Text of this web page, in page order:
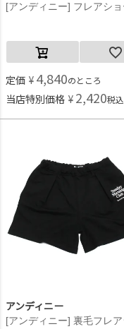
定価 ¥ 4,840のところ
当店特別価格 ¥ 2,420税込
アンディニー